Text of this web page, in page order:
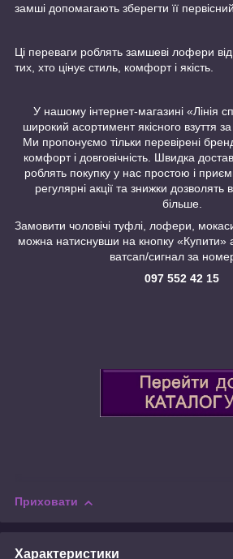
замші допомагають зберегти її
Ці переваги роблять замшеві лофери
тих, хто цінує стиль, комфорт і якість.
У нашому інтернет-магазині «Лінія
широкий асортимент якісного взуття
Ми пропонуємо тільки перевірені
комфорт і довговічність. Швидка
роблять покупку у нас простою і
регулярні акції та знижки
більше.
Замовити чоловічі туфлі, лофери,
можна натиснувши на кнопку «Купити»
ватсап/сигнал за
097 552 42 15
Приховати
Характеристики